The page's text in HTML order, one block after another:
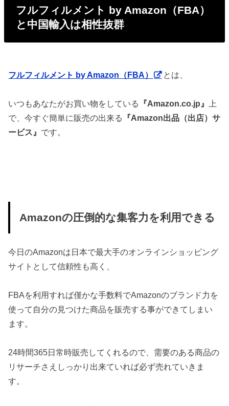
フルフィルメント by Amazon（FBA）
と中国輸入は相性抜群
フルフィルメント by Amazon（FBA） とは、
いつもあなたがお買い物をしている 『Amazon.co.jp』
上
で、今すぐ簡単に販売の出来る
『Amazon出品（出店）サ
ービス』 です。
Amazonの圧倒的な集客力を利用できる
今日のAmazonは日本で最大手のオンラインショッピング
サイトとして信頼性も高く、
FBAを利用すれば僅かな手数料でAmazonのブランド力を
使って自分の見つけた商品を販売する事ができてしまい
ます。
24時間365日常時販売してくれるので、需要のある商品の
リサーチさえしっかり出来ていれば必ず売れていきま
す。